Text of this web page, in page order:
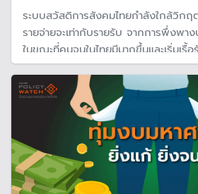
ระบบสวัสดิการสังคมไทยกำลังใกล้วิ
รายจ่ายจะเท่ากับรายรับ จากการพึ่งพา
ในขณะที่คนจนในไทยมีมากขึ้นและเริ่มเรื้อ
กับสวัสดิการสังคม ด้านนักวิชาการเสน
กลุ่มเป้าหมายมากขึ้น พัฒนาทักษะคน แ
ดิจิทัลเข้ามาช่วย